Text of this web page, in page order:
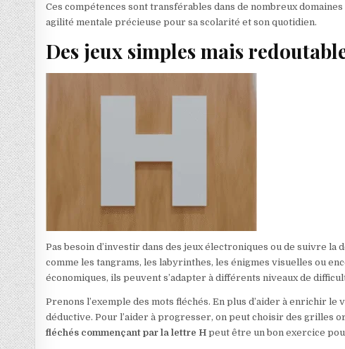
Ces compétences sont transférables dans de nombreux
agilité mentale précieuse pour sa scolarité et son quotidien.
Des jeux simples mais
Pas besoin d’investir dans des jeux électroniques ou de suivre
comme les tangrams, les labyrinthes, les énigmes visuelles ou
économiques, ils peuvent s’adapter à différents niveaux de
Prenons l’exemple des mots fléchés. En plus d’aider à enrichir
déductive. Pour l’aider à progresser, on peut choisir des grilles
fléchés commençant par la lettre H peut être un bon exercice